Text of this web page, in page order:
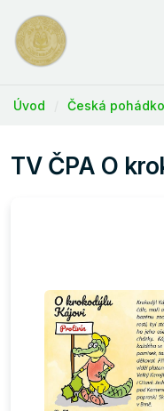
Úvod Česká
TV ČPA O